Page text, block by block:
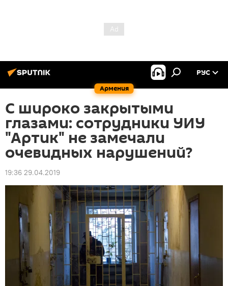
Армения
РУС
С широко закрытыми
глазами: сотрудники УИУ
"Артик" не замечали
очевидных нарушений?
19:36 29.04.2019